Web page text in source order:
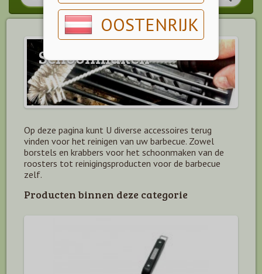
OOSTENRIJK
Schoonmaken
Op deze pagina kunt U diverse accessoires terug
vinden voor het reinigen van uw barbecue. Zowel
borstels en krabbers voor het schoonmaken van de
roosters tot reinigingsproducten voor de barbecue
zelf.
Producten binnen deze categorie